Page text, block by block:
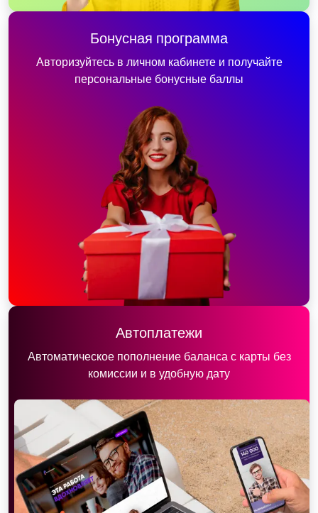
Бонусная программа
Авторизуйтесь в личном кабинете и получайте
персональные бонусные баллы
Автоплатежи
Автоматическое пополнение баланса с карты без
комиссии и в удобную дату